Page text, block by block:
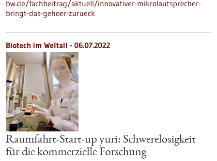
bw.de/fachbeitrag/aktuell/innovativer-mikrolautsprecher-
bringt-das-gehoer-zurueck
Biotech im Weltall - 06.07.2022
Raumfahrt-Start-up yuri: Schwerelosigkeit
für die kommerzielle Forschung